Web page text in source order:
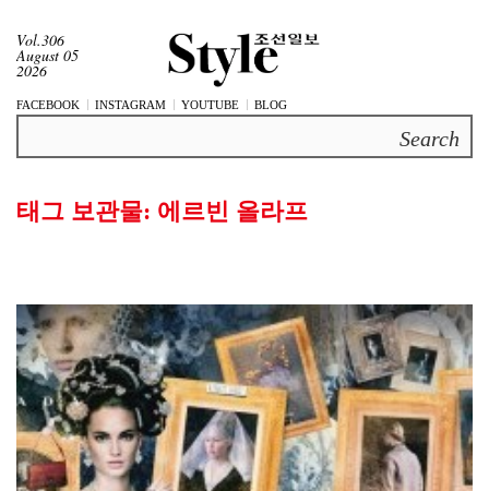
Vol.306
August 05
2026
FACEBOOK INSTAGRAM YOUTUBE BLOG
태그 보관물: 에르빈 올라프